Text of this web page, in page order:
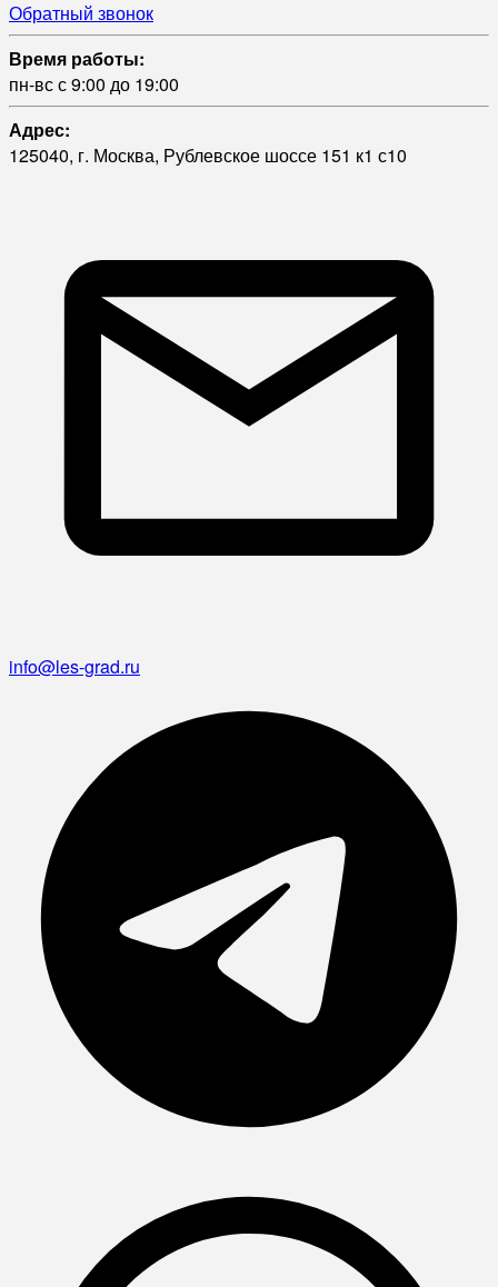
Обратный звонок
Время работы:
пн-вс с 9:00 до 19:00
Адрес:
125040, г. Москва, Рублевское шоссе 151 к1 с10
info@les-grad.ru